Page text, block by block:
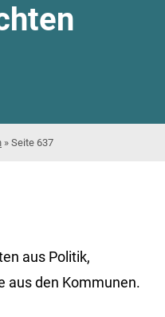
» Seite 637
aus Politik,
aus den Kommunen.